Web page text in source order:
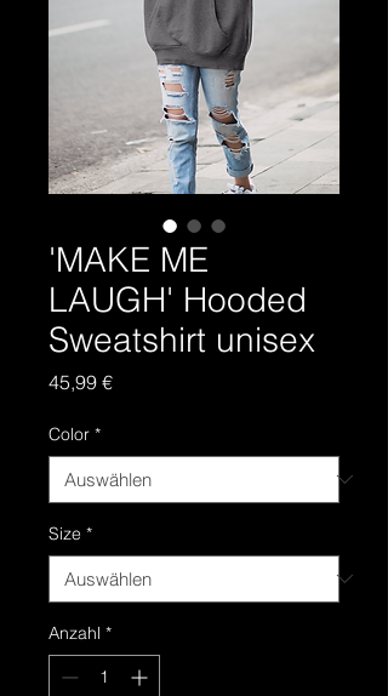
'MAKE ME
LAUGH' Hooded
Sweatshirt unisex
45,99 €Preis
Color *
Size *
Anzahl *